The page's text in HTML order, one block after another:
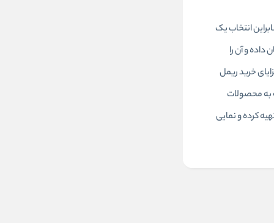
انتخاب یک
و آن را
خرید ریمل
به محصولات
کرده و نمایی